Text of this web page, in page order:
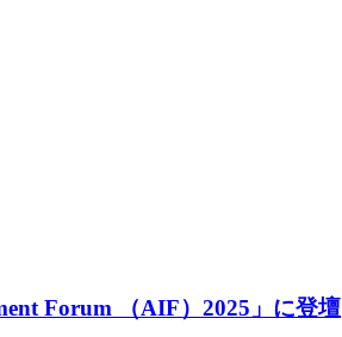
Forum （AIF）2025」に登壇